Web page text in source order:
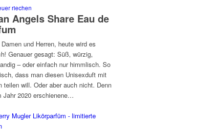
riechen
Angels Share Eau de
und Herren, heute wird es
Genauer gesagt: Süß, würzig,
– oder einfach nur himmlisch. So
dass man diesen Unisexduft mit
teilen will. Oder aber auch nicht. Denn
Jahr 2020 erschienene…